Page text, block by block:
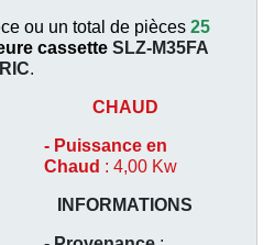
ou un total de pièces 25
cassette SLZ-M35FA
.
CHAUD
- Puissance en
Chaud : 4,00 Kw
INFORMATIONS